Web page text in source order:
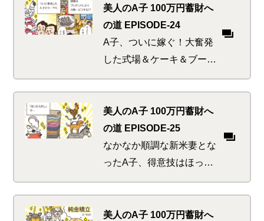
ころが次から次へと散財ピ
ンチが襲い来る。果たしてA
子は無事に挙式までこぎつ
けることができるのか。
美人のA子 100万円蓄財へ
の道 EPISODE-24
A子、ついに嫁ぐ！大奮発
した式場＆ケーキ＆ブーケ
＆ドレス…。楽しい宴は瞬
く間に進み、残った祝賀の
品によってリビングは占拠
される。
美人のA子 100万円蓄財へ
の道 EPISODE-25
なかなか順調な新米妻とな
ったA子、得意技はほった
らかしの煮込み料理と洗濯
物のタワー作り。しかし、
K太郎の嫁となったからに
美人のA子 100万円蓄財へ